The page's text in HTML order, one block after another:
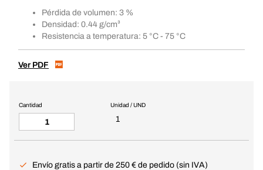
Pérdida de volumen: 3 %
Densidad: 0.44 g/cm³
Resistencia a temperatura: 5 °C - 75 °C
Ver PDF
Unidad / UND
1
Cantidad
Envío gratis a partir de 250 € de pedido (sin IVA)